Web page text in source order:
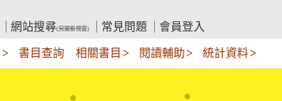
網站搜尋(另開新視窗) 常見問題 會員登入
書目查詢 相關書目 閱讀輔助 統計資料